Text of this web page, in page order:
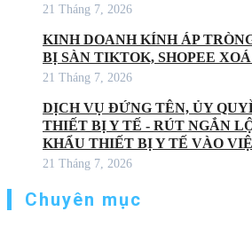
21 Tháng 7, 2026
KINH DOANH KÍNH ÁP
BỊ SÀN TIKTOK, SHOPEE
21 Tháng 7, 2026
DỊCH VỤ ĐỨNG TÊN, ỦY
THIẾT BỊ Y TẾ - RÚT NGẮN
KHẨU THIẾT BỊ Y TẾ VÀO
21 Tháng 7, 2026
Chuyên mục